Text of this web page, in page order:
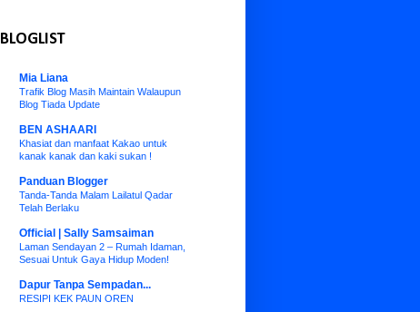
BLOGLIST
Mia Liana
Trafik Blog Masih Maintain Walaupun
Blog Tiada Update
BEN ASHAARI
Khasiat dan manfaat Kakao untuk
kanak kanak dan kaki sukan !
Panduan Blogger
Tanda-Tanda Malam Lailatul Qadar
Telah Berlaku
Official | Sally Samsaiman
Laman Sendayan 2 – Rumah Idaman,
Sesuai Untuk Gaya Hidup Moden!
Dapur Tanpa Sempadan...
RESIPI KEK PAUN OREN